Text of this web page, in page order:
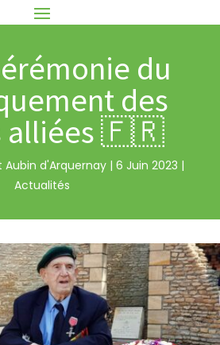
du
des
alliées 🇫🇷
Aubin d'Arquernay| 6 Juin 2023 |
Actualités